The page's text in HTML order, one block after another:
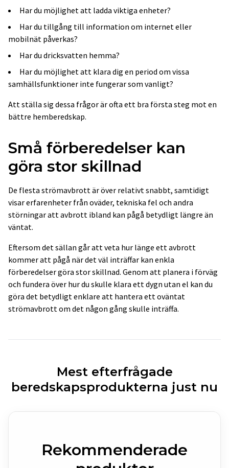
Har du möjlighet att ladda viktiga enheter?
Har du tillgång till information om internet eller
mobilnät påverkas?
Har du dricksvatten hemma?
Har du möjlighet att klara dig en period om vissa
samhällsfunktioner inte fungerar som vanligt?
Att ställa sig dessa frågor är ofta ett bra första steg mot en
bättre hemberedskap.
Små förberedelser kan
göra stor skillnad
De flesta strömavbrott är över relativt snabbt, samtidigt
visar erfarenheter från oväder, tekniska fel och andra
störningar att avbrott ibland kan pågå betydligt längre än
väntat.
Eftersom det sällan går att veta hur länge ett avbrott
kommer att pågå när det väl inträffar kan enkla
förberedelser göra stor skillnad. Genom att planera i förväg
och fundera över hur du skulle klara ett dygn utan el kan du
göra det betydligt enklare att hantera ett oväntat
strömavbrott om det någon gång skulle inträffa.
Mest efterfrågade
beredskapsprodukterna just nu
Rekommenderade